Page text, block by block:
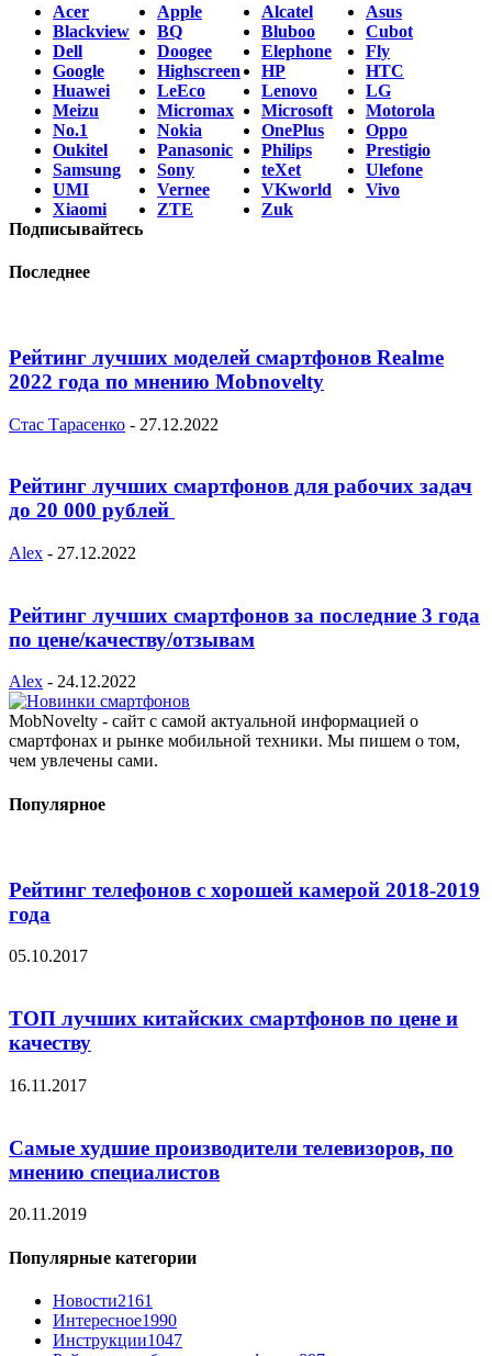
Acer Apple Alcatel
Asus
Blackview
BQ Bluboo
Cubot
Dell
Doogee Elephone
Fly
Google
Highscreen HP
HTC
Huawei
LeEco Lenovo
LG
Meizu
Micromax Microsoft
Motorola
No.1
Nokia OnePlus
Oppo
Oukitel
Panasonic Philips
Prestigio
Samsung
Sony teXet
Ulefone
UMI
Vernee VKworld
Vivo
Xiaomi
ZTE
Zuk
Подписывайтесь
Последнее
Рейтинг лучших моделей смартфонов Realme
2022 года по мнению Mobnovelty
Стас Тарасенко - 27.12.2022
Рейтинг лучших смартфонов для рабочих задач
до 20 000 рублей
Alex - 27.12.2022
Рейтинг лучших смартфонов за последние 3 года
по цене/качеству/отзывам
Alex - 24.12.2022
MobNovelty - сайт с самой актуальной информацией о
смартфонах и рынке мобильной техники. Мы пишем о том,
чем увлечены сами.
Популярное
Рейтинг телефонов с хорошей камерой 2018-2019
года
05.10.2017
ТОП лучших китайских смартфонов по цене и
качеству
16.11.2017
Самые худшие производители телевизоров, по
мнению специалистов
20.11.2019
Популярные категории
Новости2161
Интересное1990
Инструкции1047